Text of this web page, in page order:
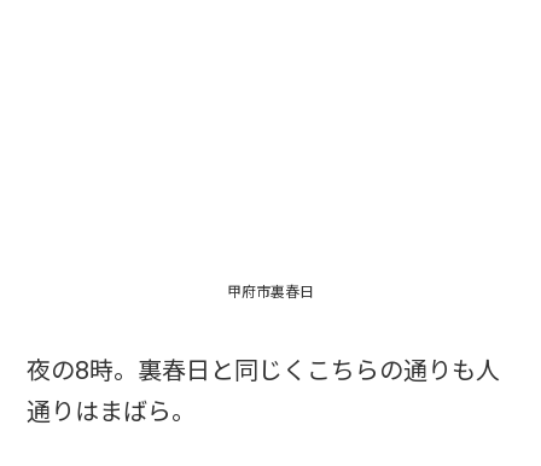
甲府市裏春日
夜の8時。裏春日と同じくこちらの通りも人
通りはまばら。